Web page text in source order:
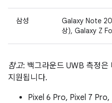
삼성
Galaxy Note
상), Galaxy Z
참고: 백그라운드 UWB 측정은
지원됩니다.
Pixel 6 Pro, Pixel 7 Pro,